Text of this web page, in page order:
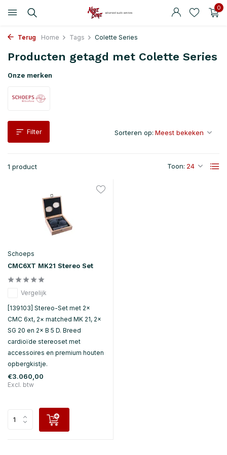
0
Terug Home Tags Colette Series
Producten getagd met Colette Series
Onze merken
Filter
1 product Toon:
Sorteren op:
Schoeps
CMC6XT MK21 Stereo Set
Vergelijk
[139103] Stereo-Set met 2×
CMC 6xt, 2× matched MK 21, 2×
SG 20 en 2× B 5 D. Breed
cardioïde stereoset met
accessoires en premium houten
opbergkistje.
€3.060,00
Excl. btw